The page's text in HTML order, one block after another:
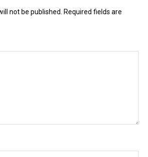
not be published. Required fields are